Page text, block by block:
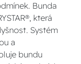
Bunda
která
Systém
a
bundu